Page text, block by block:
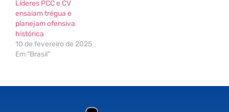
Líderes PCC e CV
ensaiam trégua e
planejam ofensiva
histórica
10 de fevereiro de 2025
Em "Brasil"